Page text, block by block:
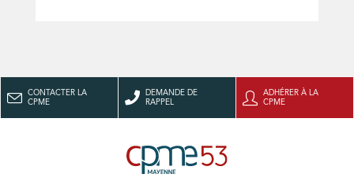
CONTACTER LA
CPME
DEMANDE DE
RAPPEL
ADHÉRER À LA
CPME